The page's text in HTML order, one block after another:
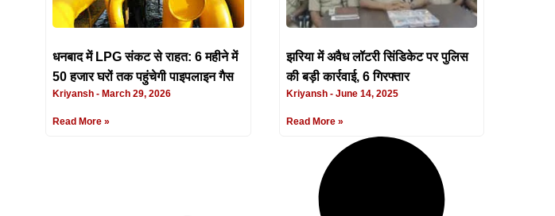
धनबाद में LPG संकट से राहत: 6 महीने में
50 हजार घरों तक पहुंचेगी पाइपलाइन गैस
Kriyansh March 29, 2026
Read More »
झरिया में अवैध लॉटरी सिंडिकेट पर पुलिस
की बड़ी कार्रवाई, 6 गिरफ्तार
Kriyansh June 14, 2025
Read More »